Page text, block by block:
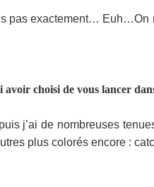
pas exactement… Euh…On
choisi de vous lancer
j’ai de nombreuses
plus colorés encore :